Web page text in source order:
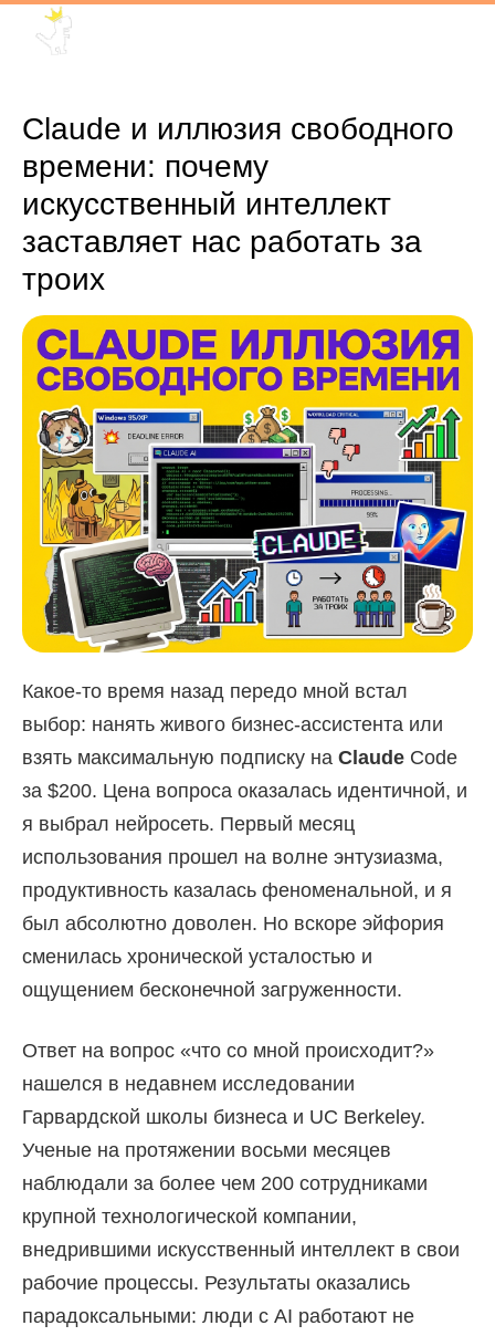
Claude и иллюзия свободного
времени: почему
искусственный интеллект
заставляет нас работать за
троих
Какое-то время назад передо мной встал
выбор: нанять живого бизнес-ассистента или
взять максимальную подписку на Claude Code
за $200. Цена вопроса оказалась идентичной, и
я выбрал нейросеть. Первый месяц
использования прошел на волне энтузиазма,
продуктивность казалась феноменальной, и я
был абсолютно доволен. Но вскоре эйфория
сменилась хронической усталостью и
ощущением бесконечной загруженности.
Ответ на вопрос «что со мной происходит?»
нашелся в недавнем исследовании
Гарвардской школы бизнеса и UC Berkeley.
Ученые на протяжении восьми месяцев
наблюдали за более чем 200 сотрудниками
крупной технологической компании,
внедрившими искусственный интеллект в свои
рабочие процессы. Результаты оказались
парадоксальными: люди с AI работают не